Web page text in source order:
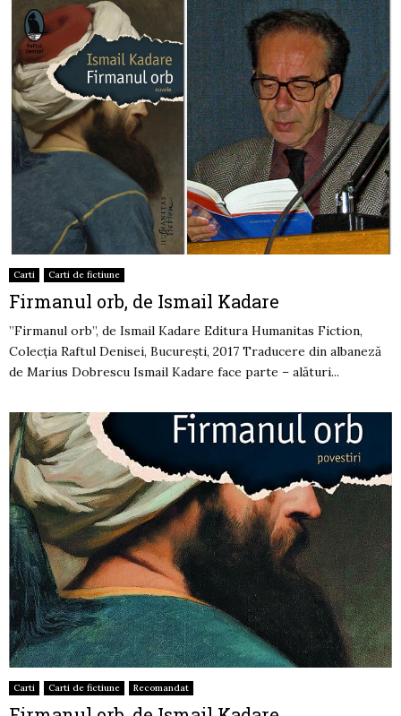
Carti Carti de fictiune
Firmanul orb, de Ismail Kadare
”Firmanul orb”, de Ismail Kadare Editura Humanitas Fiction,
Colecția Raftul Denisei, București, 2017 Traducere din albaneză
de Marius Dobrescu Ismail Kadare face parte – alături...
Carti Carti de fictiune Recomandat